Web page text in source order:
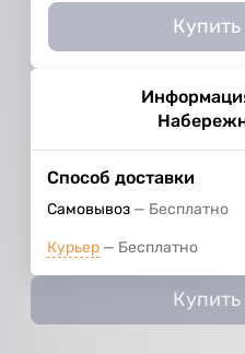
Купить
Способ доставки
Самовывоз Бесплатно
Курьер Бесплатно
Купить